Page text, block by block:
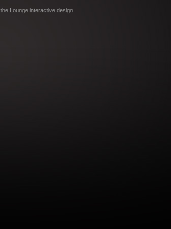
the Lounge interactive design